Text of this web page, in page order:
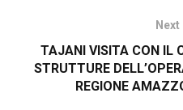
TAJANI VISITA CON IL
STRUTTURE
REGIONE